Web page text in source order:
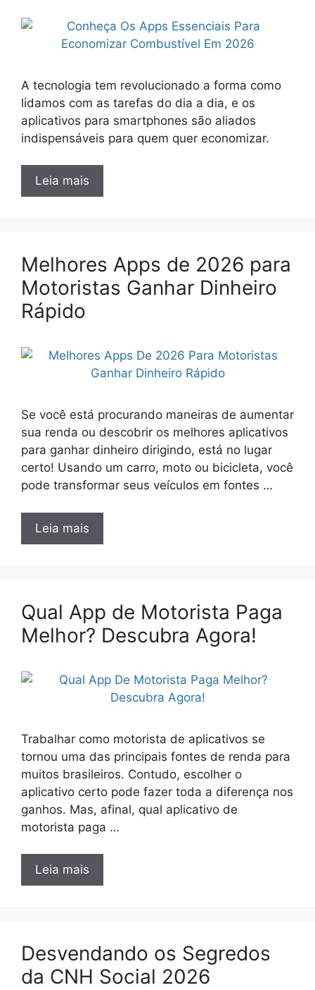
A tecnologia tem revolucionado a forma como
lidamos com as tarefas do dia a dia, e os
aplicativos para smartphones são aliados
indispensáveis para quem quer economizar.
Leia mais
Melhores Apps de 2026 para
Motoristas Ganhar Dinheiro
Rápido
Se você está procurando maneiras de aumentar
sua renda ou descobrir os melhores aplicativos
para ganhar dinheiro dirigindo, está no lugar
certo! Usando um carro, moto ou bicicleta, você
pode transformar seus veículos em fontes …
Leia mais
Qual App de Motorista Paga
Melhor? Descubra Agora!
Trabalhar como motorista de aplicativos se
tornou uma das principais fontes de renda para
muitos brasileiros. Contudo, escolher o
aplicativo certo pode fazer toda a diferença nos
ganhos. Mas, afinal, qual aplicativo de
motorista paga …
Leia mais
Desvendando os Segredos
da CNH Social 2026